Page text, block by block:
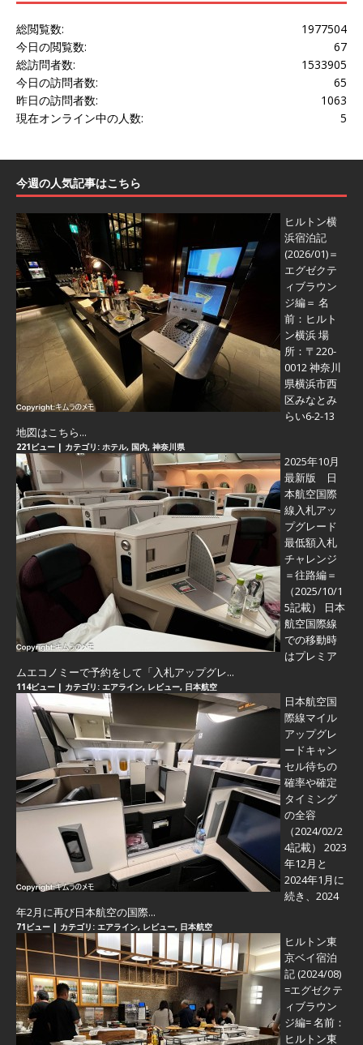
1977504
総閲覧数:
67
今日の閲覧数:
1533905
総訪問者数:
65
今日の訪問者数:
1063
昨日の訪問者数:
5
現在オンライン中の人数:
今週の人気記事はこちら
ヒルトン横
浜宿泊記
(2026/01)＝
エグゼクテ
ィブラウン
ジ編＝ 名
前：ヒルト
ン横浜 場
所：〒220-
0012 神奈川
県横浜市西
区みなとみ
らい6-2-13
地図はこちら...
221ビュー | カテゴリ: ホテル, 国内, 神奈川県
2025年10月
最新版 日
本航空国際
線入札アッ
プグレード
最低額入札
チャレンジ
＝往路編＝
（2025/10/1
5記載） 日本
航空国際線
での移動時
はプレミア
ムエコノミーで予約をして「入札アップグレ...
114ビュー | カテゴリ: エアライン, レビュー, 日本航空
日本航空国
際線マイル
アップグレ
ードキャン
セル待ちの
確率や確定
タイミング
の全容
（2024/02/2
4記載） 2023
年12月と
2024年1月に
続き、2024
年2月に再び日本航空の国際...
71ビュー | カテゴリ: エアライン, レビュー, 日本航空
ヒルトン東
京ベイ宿泊
記 (2024/08)
=エグゼクテ
ィブラウン
ジ編=名前：
ヒルトン東